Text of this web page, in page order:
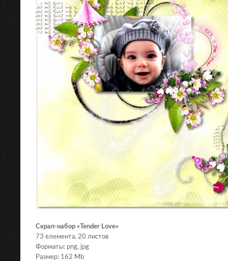
Скрап-набор «Tender Love»
73 елемента, 20 листов
Форматы: png, jpg
Размер: 162 Mb